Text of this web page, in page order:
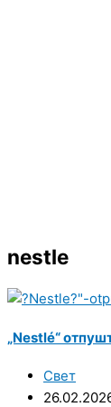
nestle
„Nestlé“
Свет